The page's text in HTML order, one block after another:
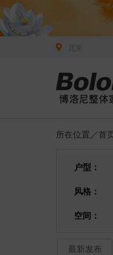
所在位置／首
户型：
风格：
空间：
最新发布